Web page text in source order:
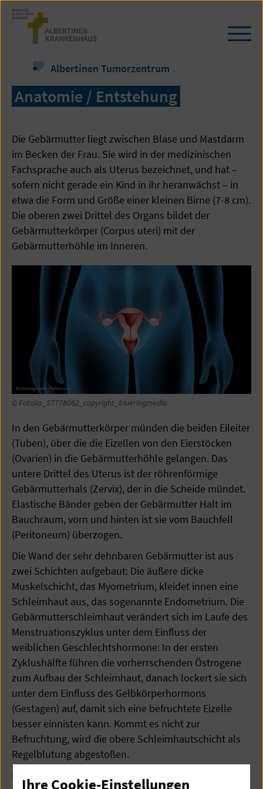
Zum
Seiteninhalt
springen
Albertinen Tumorzentrum
Anatomie / Entstehung
Die Gebärmutter liegt zwischen Blase und Mastdarm
im Becken der Frau. Sie wird in der medizinischen
Fachsprache auch als Uterus bezeichnet, und hat –
sofern nicht gerade ein Kind in ihr heranwächst – in
etwa die Form und Größe einer kleinen Birne (7-8 cm).
Die oberen zwei Drittel des Organs bildet der
Gebärmutterkörper (Corpus uteri) mit der
Gebärmutterhöhle im Inneren.
© Fotolia_57778062_copyright_blueringmedia
In den Gebärmutterkörper münden die beiden Eileiter
(Tuben), über die die Eizellen von den Eierstöcken
(Ovarien) in die Gebärmutterhöhle gelangen. Das
untere Drittel des Uterus ist der röhrenförmige
Gebärmutterhals (Zervix), der in die Scheide mündet.
Elastische Bänder geben der Gebärmutter Halt im
Bauchraum, vorn und hinten ist sie vom Bauchfell
(Peritoneum) überzogen.
Die Wand der sehr dehnbaren Gebärmutter ist aus
zwei Schichten aufgebaut: Die äußere dicke
Muskelschicht, das Myometrium, kleidet innen eine
Schleimhaut aus, das sogenannte Endometrium. Die
Gebärmutterschleimhaut verändert sich im Laufe des
Menstruationszyklus unter dem Einfluss der
weiblichen Geschlechtshormone: In der ersten
Zyklushälfte führen die vorherrschenden Östrogene
zum Aufbau der Schleimhaut, danach lockert sie sich
unter dem Einfluss des Gelbkörperhormons
(Gestagen) auf, damit sich eine befruchtete Eizelle
besser einnisten kann. Kommt es nicht zur
Befruchtung, wird die obere Schleimhautschicht als
Regelblutung abgestoßen.
Ein Gebärmutterkrebs (Uteruskarzinom) ist in den
Ihre Cookie-Einstellungen